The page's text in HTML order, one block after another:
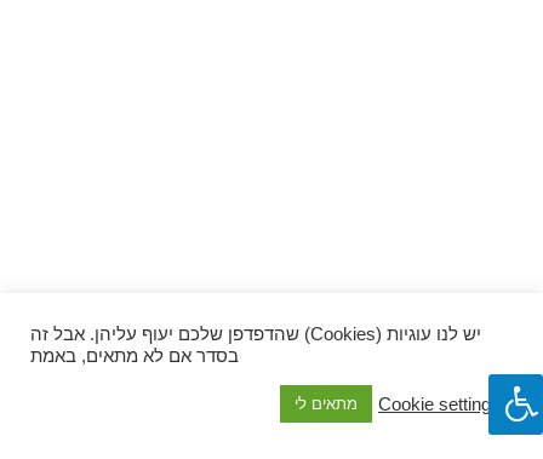
יש לנו עוגיות (Cookies) שהדפדפן שלכם יעוף עליהן. אבל זה
בסדר אם לא מתאים, באמת
Cookie settings מתאים לי